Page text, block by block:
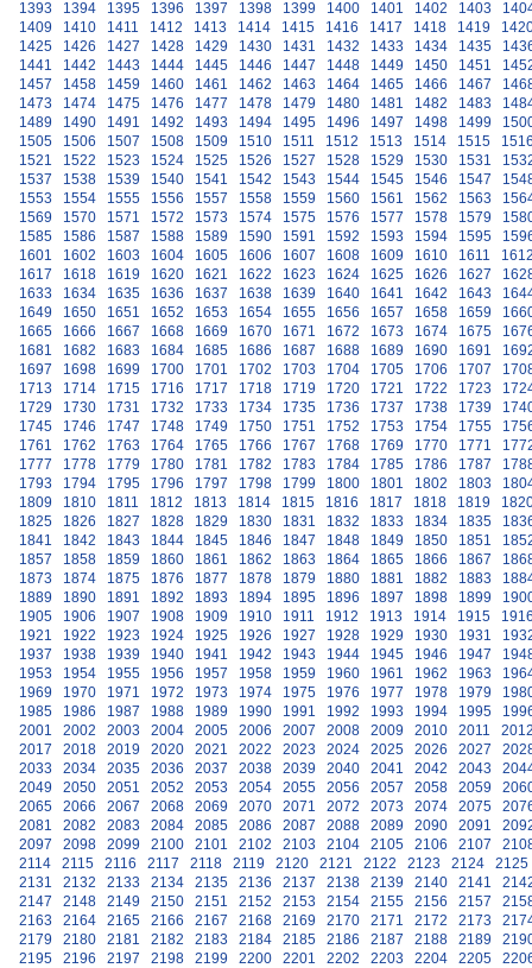
1393 1394 1395 1396 1397 1398 1399 1400 1401 1402 1403
1409
1410 1411 1412 1413 1414 1415 1416 1417 1418 1419
1425
1426 1427 1428 1429 1430 1431 1432 1433 1434 1435
1441
1442 1443 1444 1445 1446 1447 1448 1449 1450 1451
1457
1458 1459 1460 1461 1462 1463 1464 1465 1466 1467
1473
1474 1475 1476 1477 1478 1479 1480 1481 1482 1483
1489
1490 1491 1492 1493 1494 1495 1496 1497 1498 1499
1505
1506 1507 1508 1509 1510 1511 1512 1513 1514 1515
1521
1522 1523 1524 1525 1526 1527 1528 1529 1530 1531
1537
1538 1539 1540 1541 1542 1543 1544 1545 1546 1547
1553
1554 1555 1556 1557 1558 1559 1560 1561 1562 1563
1569
1570 1571 1572 1573 1574 1575 1576 1577 1578 1579
1585
1586 1587 1588 1589 1590 1591 1592 1593 1594 1595
1601
1602 1603 1604 1605 1606 1607 1608 1609 1610 1611
1617
1618 1619 1620 1621 1622 1623 1624 1625 1626 1627
1633
1634 1635 1636 1637 1638 1639 1640 1641 1642 1643
1649
1650 1651 1652 1653 1654 1655 1656 1657 1658 1659
1665
1666 1667 1668 1669 1670 1671 1672 1673 1674 1675
1681
1682 1683 1684 1685 1686 1687 1688 1689 1690 1691
1697
1698 1699 1700 1701 1702 1703 1704 1705 1706 1707
1713
1714 1715 1716 1717 1718 1719 1720 1721 1722 1723
1729
1730 1731 1732 1733 1734 1735 1736 1737 1738 1739
1745
1746 1747 1748 1749 1750 1751 1752 1753 1754 1755
1761
1762 1763 1764 1765 1766 1767 1768 1769 1770 1771
1777
1778 1779 1780 1781 1782 1783 1784 1785 1786 1787
1793
1794 1795 1796 1797 1798 1799 1800 1801 1802 1803
1809
1810 1811 1812 1813 1814 1815 1816 1817 1818 1819
1825
1826 1827 1828 1829 1830 1831 1832 1833 1834 1835
1841
1842 1843 1844 1845 1846 1847 1848 1849 1850 1851
1857
1858 1859 1860 1861 1862 1863 1864 1865 1866 1867
1873
1874 1875 1876 1877 1878 1879 1880 1881 1882 1883
1889
1890 1891 1892 1893 1894 1895 1896 1897 1898 1899
1905
1906 1907 1908 1909 1910 1911 1912 1913 1914 1915
1921
1922 1923 1924 1925 1926 1927 1928 1929 1930 1931
1937
1938 1939 1940 1941 1942 1943 1944 1945 1946 1947
1953
1954 1955 1956 1957 1958 1959 1960 1961 1962 1963
1969
1970 1971 1972 1973 1974 1975 1976 1977 1978 1979
1985
1986 1987 1988 1989 1990 1991 1992 1993 1994 1995
2001
2002 2003 2004 2005 2006 2007 2008 2009 2010 2011
2017
2018 2019 2020 2021 2022 2023 2024 2025 2026 2027
2033
2034 2035 2036 2037 2038 2039 2040 2041 2042 2043
2049
2050 2051 2052 2053 2054 2055 2056 2057 2058 2059
2065
2066 2067 2068 2069 2070 2071 2072 2073 2074 2075
2081
2082 2083 2084 2085 2086 2087 2088 2089 2090 2091
2097
2098 2099 2100 2101 2102 2103 2104 2105 2106 2107
2114
2115 2116 2117 2118 2119 2120 2121 2122 2123 2124
2125
2131
2132 2133 2134 2135 2136 2137 2138 2139 2140 2141
2147
2148 2149 2150 2151 2152 2153 2154 2155 2156 2157
2163
2164 2165 2166 2167 2168 2169 2170 2171 2172 2173
2179
2180 2181 2182 2183 2184 2185 2186 2187 2188 2189
2195
2196 2197 2198 2199 2200 2201 2202 2203 2204 2205